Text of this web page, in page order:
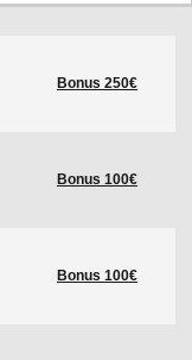
Bonus 250€
Bonus 100€
Bonus 100€